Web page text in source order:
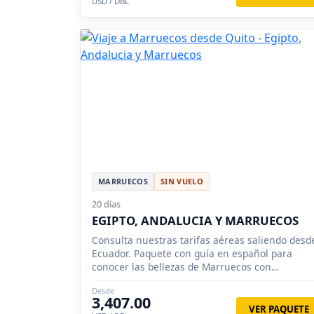
MARRUECOS SIN VUELO
20 días
EGIPTO, ANDALUCIA Y MARRUECOS
Consulta nuestras tarifas aéreas saliendo
Ecuador. Paquete con guía en español para
conocer las bellezas de Marruecos con
Desde
3,407.00 VER PAQUETE